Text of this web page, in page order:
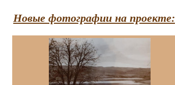
Новые фотографии на проекте: